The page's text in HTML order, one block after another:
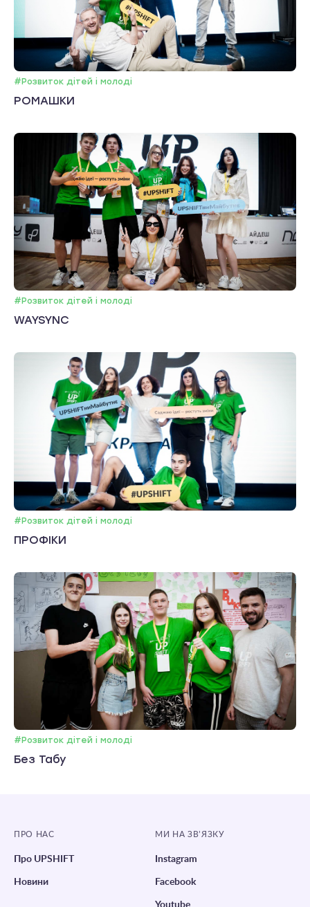
#Розвиток дітей і молоді
РОМАШКИ
#Розвиток дітей і молоді
WAYSYNC
#Розвиток дітей і молоді
ПРОФІКИ
#Розвиток дітей і молоді
Без Табу
ПРО НАС
Про UPSHIFT
Новини
МИ НА ЗВ’ЯЗКУ
Instagram
Facebook